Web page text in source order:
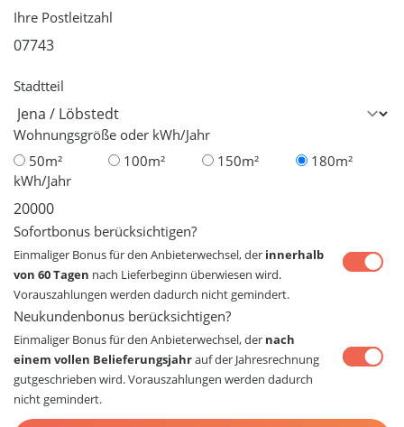
Ihre Postleitzahl
Stadtteil
Wohnungsgröße oder kWh/Jahr
50m²
100m² 150m²
180m²
kWh/Jahr
Sofortbonus berücksichtigen?
Einmaliger Bonus für den Anbieterwechsel, der innerhalb
von 60 Tagen nach Lieferbeginn überwiesen wird.
Vorauszahlungen werden dadurch nicht gemindert.
Neukundenbonus berücksichtigen?
Einmaliger Bonus für den Anbieterwechsel, der nach
einem vollen Belieferungsjahrauf der Jahresrechnung
gutgeschrieben wird. Vorauszahlungen werden dadurch
nicht gemindert.